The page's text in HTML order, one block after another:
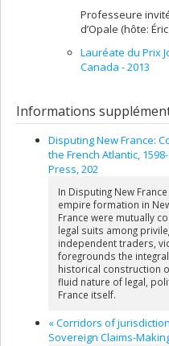
Professeure
d’Opale (hôte:
Lauréate du Prix
Canada - 2013
Informations
Disputing New France:
the French Atlantic,
Press, 202
In Disputing New
empire formation in
France were mutually
legal suits among
independent traders,
foregrounds the
historical construction
fluid nature of legal,
France itself.
« Corridors of
Sovereign Claims-